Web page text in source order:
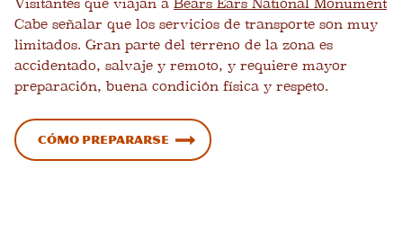
Cabe señalar que los servicios de transporte son muy
limitados. Gran parte del terreno de la zona es
accidentado, salvaje y remoto, y requiere mayor
preparación, buena condición física y respeto.
Cómo prepararse